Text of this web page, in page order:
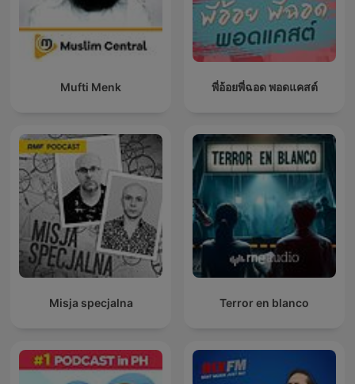
Mufti Menk พี่อ้อยพี่ฉอด พอดแคสต์
Misja specjalna Terror en blanco